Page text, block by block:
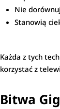
Nie
Stanowią
Każda z tych
korzystać z
Bitwa